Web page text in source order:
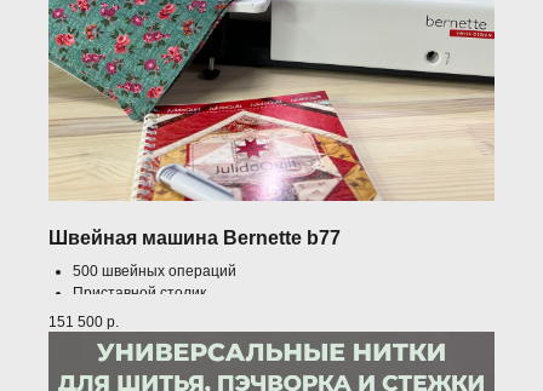
Швейная машина Bernette b77
500 швейных операций
Приставной столик
Рабочее пространство 230 мм
Коленоподъемник
151 500 р.